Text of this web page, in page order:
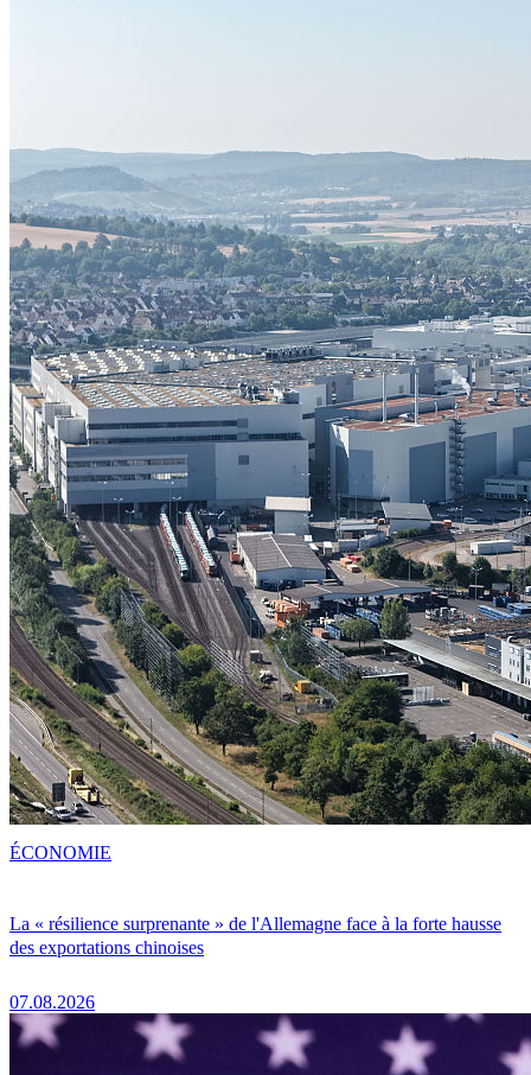
La « résilience surprenante » de l'Allemagne face à la forte hausse
des exportations chinoises
07.08.2026
ÉCONOMIE